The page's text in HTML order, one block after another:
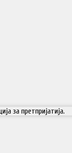
за претпријатија.